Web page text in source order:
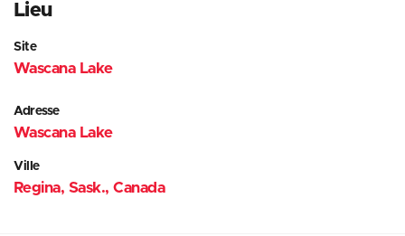
Lieu
Site
Wascana Lake
Adresse
Wascana Lake
Ville
Regina, Sask., Canada